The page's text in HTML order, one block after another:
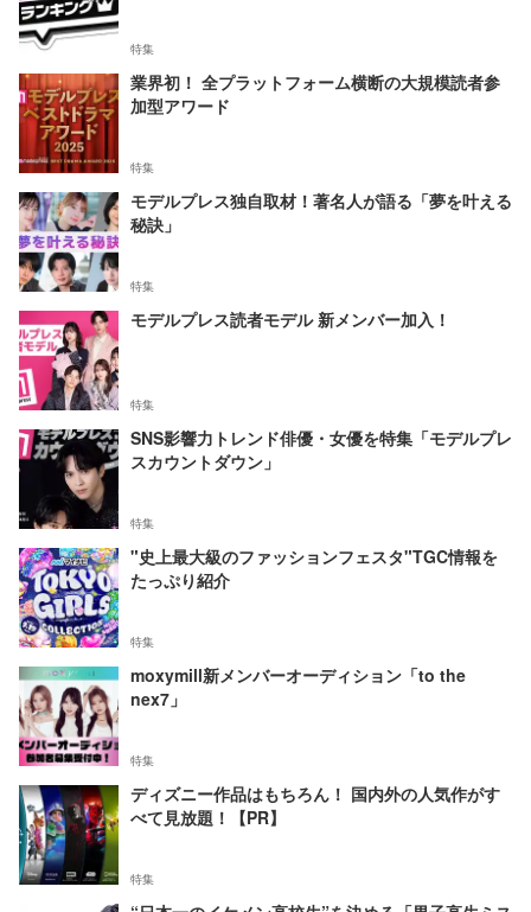
特集
業界初！ 全プラットフォーム横断の大規模読者参
加型アワード
特集
モデルプレス独自取材！著名人が語る「夢を叶える
秘訣」
特集
モデルプレス読者モデル 新メンバー加入！
特集
SNS影響力トレンド俳優・女優を特集「モデルプレ
スカウントダウン」
特集
"史上最大級のファッションフェスタ"TGC情報を
たっぷり紹介
特集
moxymill新メンバーオーディション「to the
nex7」
特集
ディズニー作品はもちろん！ 国内外の人気作がす
べて見放題！【PR】
特集